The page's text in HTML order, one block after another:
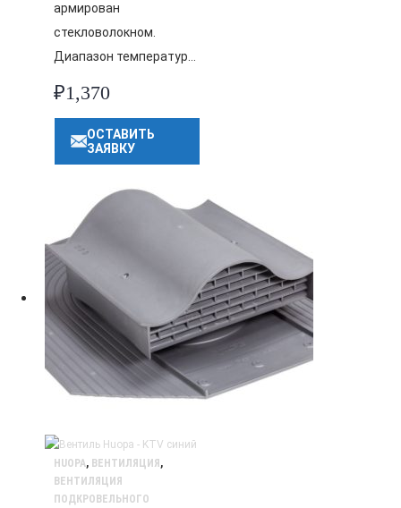
армирован
стекловолокном.
Диапазон температур…
₽1,370
ОСТАВИТЬ
ЗАЯВКУ
HUOPA, ВЕНТИЛЯЦИЯ,
ВЕНТИЛЯЦИЯ
ПОДКРОВЕЛЬНОГО